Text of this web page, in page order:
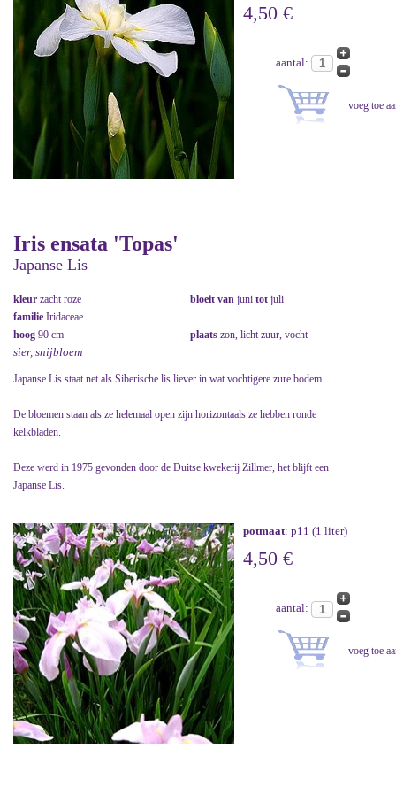
4,50 €
aantal:
Iris ensata 'Topas'
Japanse Lis
kleur zacht roze bloeit van juni tot juli
familie Iridaceae
hoog 90 cm plaats zon, licht zuur, vocht
sier, snijbloem
Japanse Lis staat net als Siberische lis liever in wat vochtigere zure bodem.
De bloemen staan als ze helemaal open zijn horizontaals ze hebben ronde
kelkbladen.
Deze werd in 1975 gevonden door de Duitse kwekerij Zillmer, het blijft een
Japanse Lis.
potmaat: p11 (1 liter)
4,50 €
aantal: